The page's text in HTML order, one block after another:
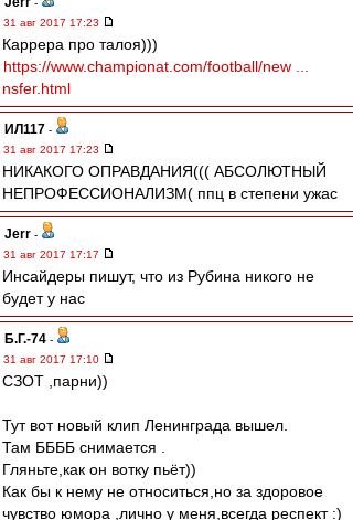
-
31 авг 2017 17:23
Каррера про талоя)))
https://www.championat.com/football/new ...
nsfer.html
ИЛ117 -
31 авг 2017 17:23
НИКАКОГО ОПРАВДАНИЯ((( АБСОЛЮТНЫЙ
НЕПРОФЕССИОНАЛИЗМ( ппц в степени ужас
Jerr -
31 авг 2017 17:17
Инсайдеры пишут, что из Рубина никого не
будет у нас
Б.Г.-74 -
31 авг 2017 17:10
СЗОТ ,парни))
Тут вот новый клип Ленинграда вышел.
Там ББББ снимается .
Гляньте,как он вотку пьёт))
Как бы к нему не относиться,но за здоровое
чувство юмора ,лично у меня,всегда респект :)